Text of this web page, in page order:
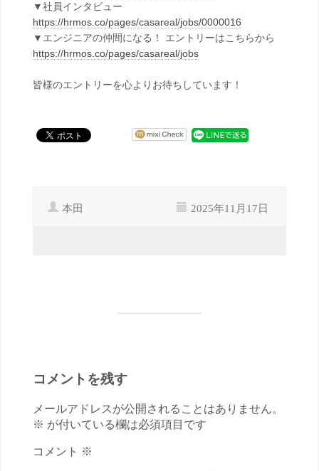
▼社員インタビュー
https://hrmos.co/pages/casareal/jobs/0000016
▼エンジニアの仲間になる！ エントリーはこちらから
https://hrmos.co/pages/casareal/jobs
皆様のエントリーを心よりお待ちしています！
本田 2025年11月17日
コメントを残す
メールアドレスが公開されることはありません。
※ が付いている欄は必須項目です
コメント ※